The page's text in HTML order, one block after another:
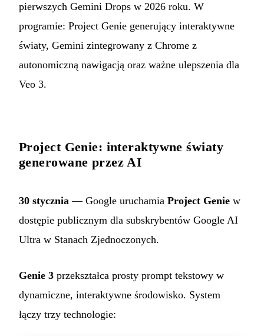
pierwszych Gemini Drops w 2026 roku. W
programie: Project Genie generujący interaktywne
światy, Gemini zintegrowany z Chrome z
autonomiczną nawigacją oraz ważne ulepszenia dla
Veo 3.
Project Genie: interaktywne światy
generowane przez AI
30 stycznia — Google uruchamia Project Genie w
dostępie publicznym dla subskrybentów Google AI
Ultra w Stanach Zjednoczonych.
Genie 3 przekształca prosty prompt tekstowy w
dynamiczne, interaktywne środowisko. System
łączy trzy technologie: